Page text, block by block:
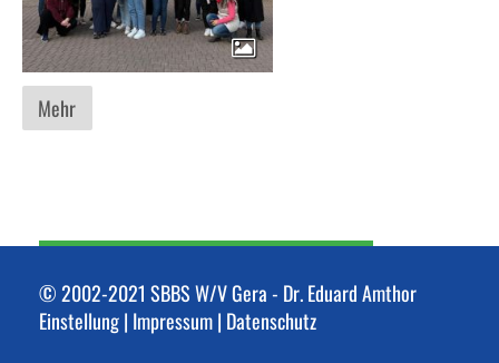
Mehr
© 2002-2021 SBBS W/V Gera - Dr. Eduard Amthor
Einstellung | Impressum| Datenschutz